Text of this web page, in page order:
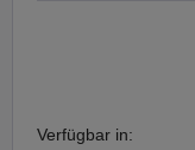
Verfügbar in: